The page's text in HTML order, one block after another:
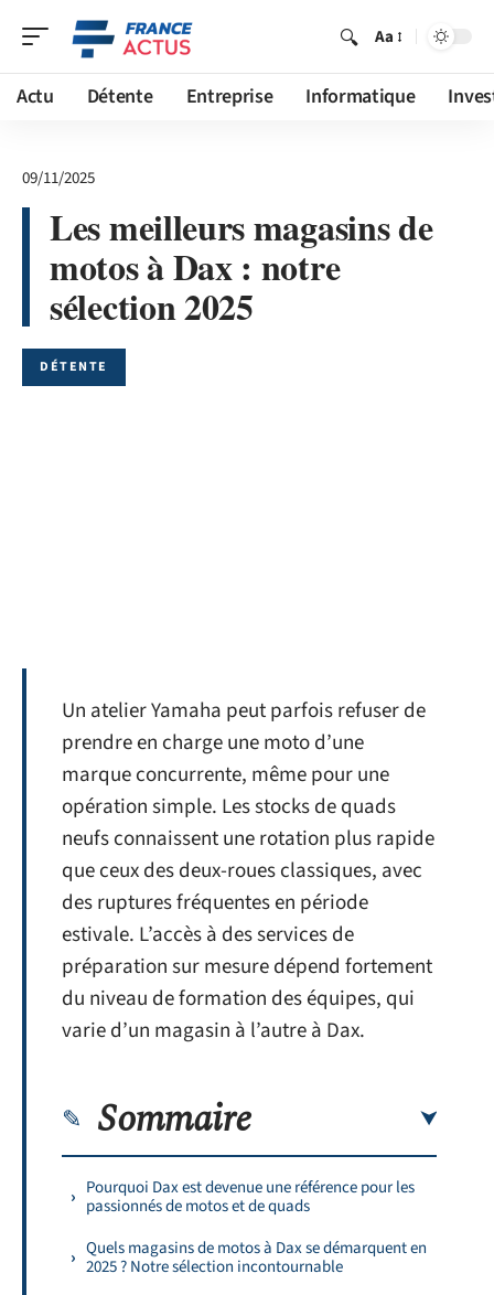
Aa
Actu Détente Entreprise Informatique
09/11/2025
Les meilleurs magasins de
motos à Dax : notre
sélection 2025
DÉTENTE
Un atelier Yamaha peut parfois refuser de
prendre en charge une moto d’une
marque concurrente, même pour une
opération simple. Les stocks de quads
neufs connaissent une rotation plus rapide
que ceux des deux-roues classiques, avec
des ruptures fréquentes en période
estivale. L’accès à des services de
préparation sur mesure dépend fortement
du niveau de formation des équipes, qui
varie d’un magasin à l’autre à Dax.
Sommaire
Pourquoi Dax est devenue une référence pour les
passionnés de motos et de quads
Quels magasins de motos à Dax se démarquent en
2025 ? Notre sélection incontournable